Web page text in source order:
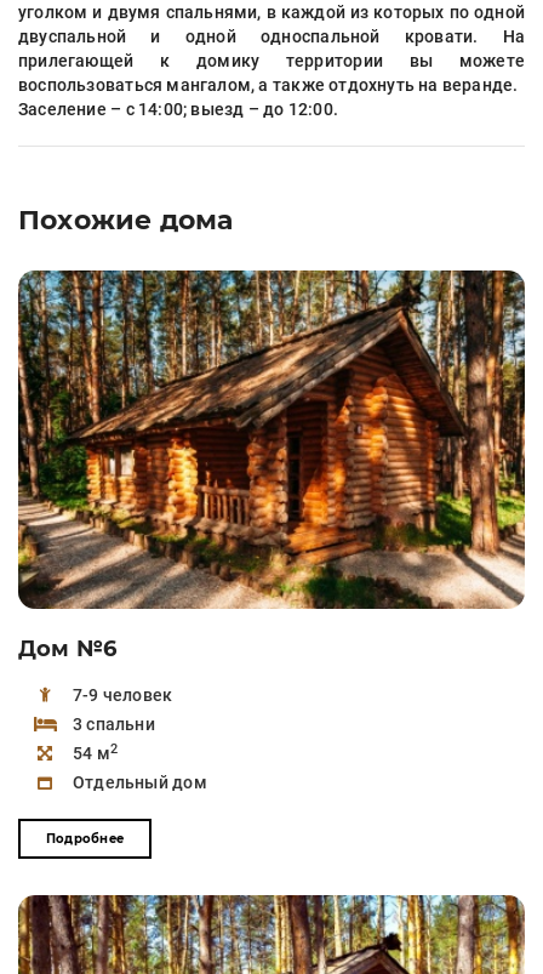
уголком и двумя спальнями, в каждой из которых по одной
двуспальной и одной односпальной кровати. На
прилегающей к домику территории вы можете
воспользоваться мангалом, а также отдохнуть на веранде.
Заселение – с 14:00; выезд – до 12:00.
Похожие дома
Дом №6
7-9 человек
3 спальни
54 м2
Отдельный дом
Подробнее